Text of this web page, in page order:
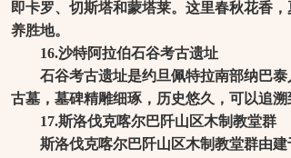
即卡罗、切斯塔和蒙塔莱。这里春秋花香
养胜地。
16.沙特阿拉伯石谷考古遗址
石谷考古遗址是约旦佩特拉南部纳巴泰
古墓，墓碑精雕细琢，历史悠久，可以追溯
17.斯洛伐克喀尔巴阡山区木制教堂群
斯洛伐克喀尔巴阡山区木制教堂群由建